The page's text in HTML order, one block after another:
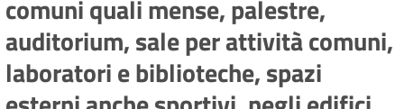
comuni quali mense, palestre,
auditorium, sale per attività comuni,
laboratori e biblioteche, spazi